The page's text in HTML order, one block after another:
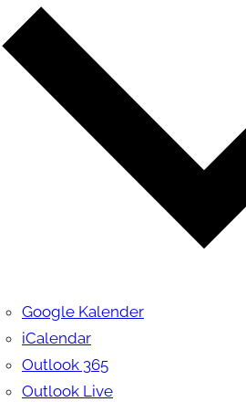
Google Kalender
iCalendar
Outlook 365
Outlook Live